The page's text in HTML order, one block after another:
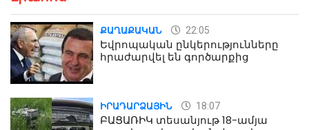
ՔԱՂԱՔԱԿԱՆ 22:05
Եվրոպական ընկերությունները
հրաժարվել են գործարքից
ԻՐԱԴԱՐՁԱՅԻՆ 18:07
ԲԱՑԱՌԻԿ տեսանյութ 18-ամյա